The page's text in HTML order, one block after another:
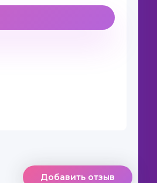
Добавить отзыв